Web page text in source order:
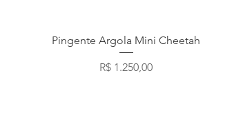
Visualização rápida
Pingente Argola Mini Cheetah
Preço
R$ 1.250,00